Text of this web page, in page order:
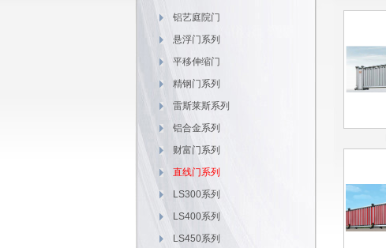
铝艺庭院门
悬浮门系列
平移伸缩门
精钢门系列
雷斯莱斯系列
铝合金系列
财富门系列
直线门系列
LS300系列
LS400系列
LS450系列